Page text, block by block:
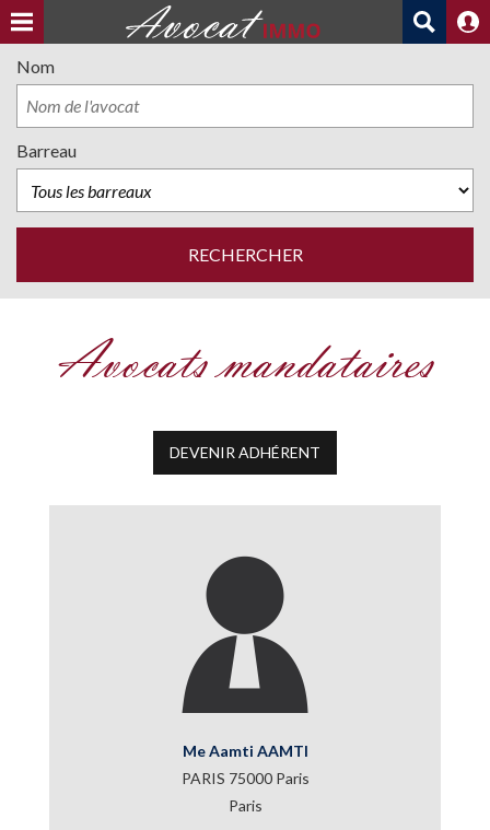
Nom
Barreau
Avocats mandataires
DEVENIR ADHÉRENT
Me Aamti AAMTI
PARIS 75000 Paris
Paris